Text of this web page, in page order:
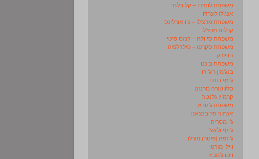
משפחת לונרדו – קליבלנד
אנג'לו לונרדו
משפחת מרצ'לו – ניו אורלינס
קרלוס מרצ'לו
משפחת סיוולה – קנזס סיטי
משפחת סקרפו – פילדלפיה
ניו יורק
משפחת בוננו
בנג'מין רוג'ירו
ג'וזף בוננו
סלווטורה מרנזנו
קרמיין גלנטה
משפחת ג'נוביז
אנתוני פרובנצאנו
ג'ו מסריה
ג'וזף ולאצ'י
ג'וזפה (פיטר) מורלו
ווילי מורטי
ויטו ג'נוביז